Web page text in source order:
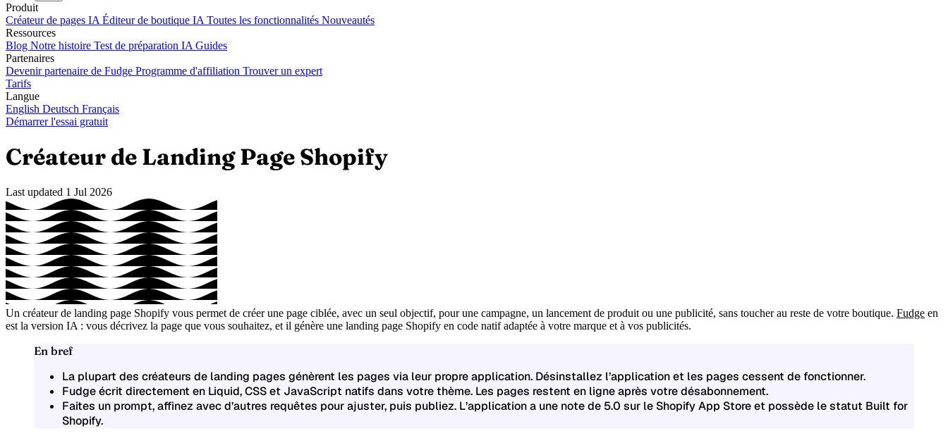
Produit
Créateur de pages IA Éditeur de boutique IA Toutes les fonctionnalités Nouveautés
Ressources
Blog Notre histoire Test de préparation IA Guides
Partenaires
Devenir partenaire de Fudge Programme d'affiliation Trouver un expert
Tarifs
Langue
English Deutsch Français
Démarrer l'essai gratuit
Créateur de Landing Page Shopify
Last updated 1 Jul 2026
Un créateur de landing page Shopify vous permet de créer une page ciblée, avec un seul objectif, pour une campagne, un lancement de produit ou une publicité, sans toucher au reste de votre boutique. Fudge en
est la version IA : vous décrivez la page que vous souhaitez, et il génère une landing page Shopify en code natifadaptée à votre marque et à vos publicités.
En bref
La plupart des créateurs de landing pages génèrent les pages via leur propre application. Désinstallez l’application et les pages cessent de fonctionner.
Fudge écrit directement en Liquid, CSS et JavaScript natifs dans votre thème. Les pages restent en ligne après votre désabonnement.
Faites un prompt, affinez avec d’autres requêtes pour ajuster, puis publiez. L’application a une note de 5.0 sur le Shopify App Store et possède le statut Built for
Shopify.